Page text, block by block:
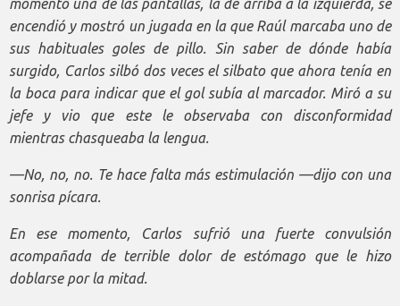
momento una de las pantallas, la de arriba a la izquierda, se
encendió y mostró un jugada en la que Raúl marcaba uno de
sus habituales goles de pillo. Sin saber de dónde había
surgido, Carlos silbó dos veces el silbato que ahora tenía en
la boca para indicar que el gol subía al marcador. Miró a su
jefe y vio que este le observaba con disconformidad
mientras chasqueaba la lengua.
—No, no, no. Te hace falta más estimulación —dijo con una
sonrisa pícara.
En ese momento, Carlos sufrió una fuerte convulsión
acompañada de terrible dolor de estómago que le hizo
doblarse por la mitad.